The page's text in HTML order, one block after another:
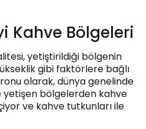
Kahve Bölgeleri
yetiştirildiği bölgenin
gibi faktörlere bağlı
olarak, dünya genelinde
yetişen bölgelerden kahve
ve kahve tutkunları ile